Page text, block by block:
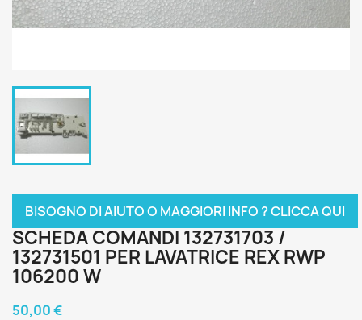
BISOGNO DI AIUTO O MAGGIORI INFO ? CLICCA QUI
SCHEDA COMANDI 132731703 /
132731501 PER LAVATRICE REX RWP
106200 W
50,00 €